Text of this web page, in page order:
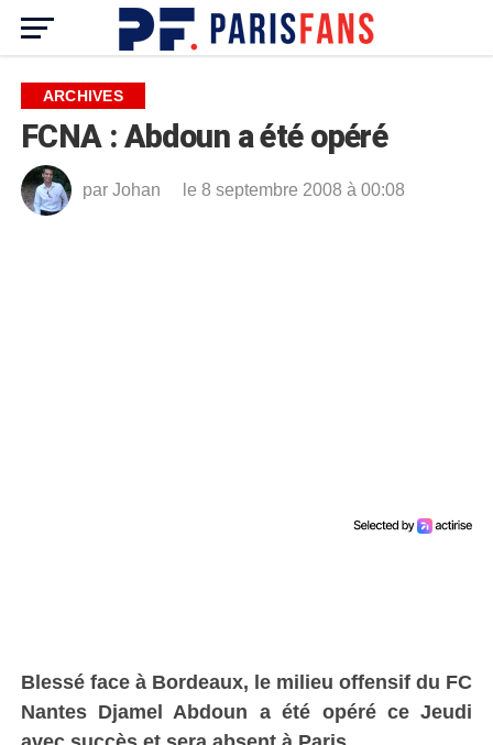
ARCHIVES
FCNA : Abdoun a été opéré
par Johan le 8 septembre 2008 à 00:08
Blessé face à Bordeaux, le milieu offensif du FC
Nantes Djamel Abdoun a été opéré ce Jeudi